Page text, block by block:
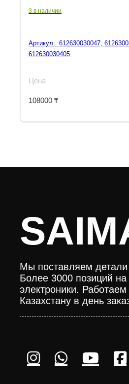
3 в наличии
Артикул: 612630030047,
612630030405
Цена
108000 ₸
Мы поставляем детали
Более 3000 позиций
электроники.
Казахстану в день